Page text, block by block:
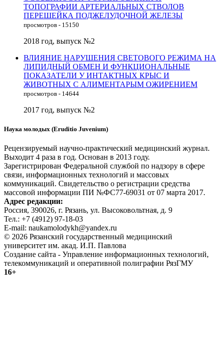
ТОПОГРАФИИ АРТЕРИАЛЬНЫХ СТВОЛОВ
ПЕРЕШЕЙКА ПОДЖЕЛУДОЧНОЙ ЖЕЛЕЗЫ
просмотров - 15150
2018 год, выпуск №2
ВЛИЯНИЕ НАРУШЕНИЯ СВЕТОВОГО РЕЖИМА НА
ЛИПИДНЫЙ ОБМЕН И ФУНКЦИОНАЛЬНЫЕ
ПОКАЗАТЕЛИ У ИНТАКТНЫХ КРЫС И
ЖИВОТНЫХ С АЛИМЕНТАРЫМ ОЖИРЕНИЕМ
просмотров - 14644
2017 год, выпуск №2
Наука молодых (Eruditio Juvenium)
Рецензируемый научно-практический медицинский журнал.
Выходит 4 раза в год. Основан в 2013 году.
Зарегистрирован Федеральной службой по надзору в сфере
связи, информационных технологий и массовых
коммуникаций. Свидетельство о регистрации средства
массовой информации ПИ №ФС77-69031 от 07 марта 2017.
Адрес редакции:
Россия, 390026, г. Рязань, ул. Высоковольтная, д. 9
Тел.: +7 (4912) 97-18-03
E-mail: naukamolodykh@yandex.ru
© 2026 Рязанский государственный медицинский
университет им. акад. И.П. Павлова
Создание сайта - Управление информационных технологий,
телекоммуникаций и оперативной полиграфии РязГМУ
16+